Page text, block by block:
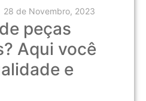
28 de Novembro, 2023
peças
Aqui você
e